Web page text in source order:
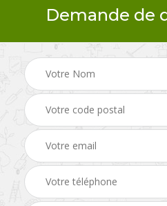
Demande de